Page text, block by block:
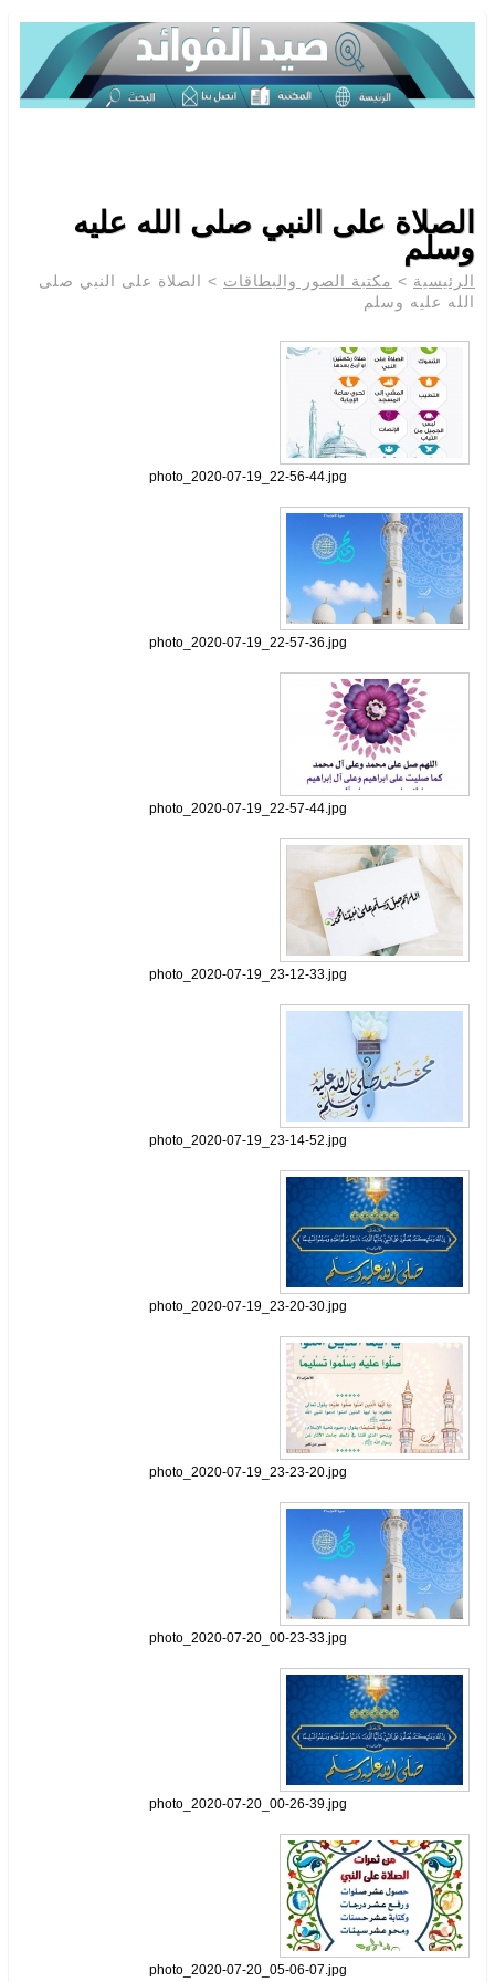
الصلاة على النبي صلى الله عليه
وسلم
الرئيسية > مكتبة الصور والبطاقات > الصلاة على النبي صلى
الله عليه وسلم
photo_2020-07-19_22-56-44.jpg
photo_2020-07-19_22-57-36.jpg
photo_2020-07-19_22-57-44.jpg
photo_2020-07-19_23-12-33.jpg
photo_2020-07-19_23-14-52.jpg
photo_2020-07-19_23-20-30.jpg
photo_2020-07-19_23-23-20.jpg
photo_2020-07-20_00-23-33.jpg
photo_2020-07-20_00-26-39.jpg
photo_2020-07-20_05-06-07.jpg